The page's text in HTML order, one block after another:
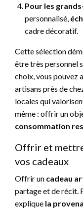
Pour les
personnalisé,
cadre décoratif.
Cette sélection
être très personnel
choix, vous pouvez
artisans près de
locales qui
même : offrir un
consommation
Offrir et
vos cadeaux
Offrir un cadeau
partage et de récit.
explique la